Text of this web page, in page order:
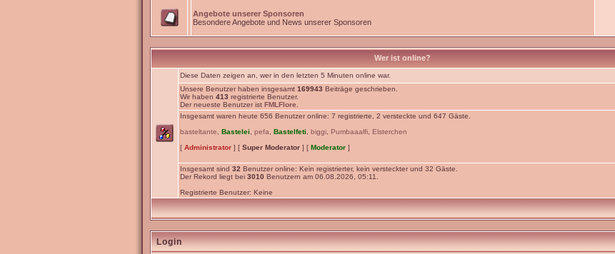
Angebote unserer Sponsoren
Besondere Angebote und News unserer Sponsoren
Wer ist online?
Diese Daten zeigen an, wer in den letzten 5 Minuten online war.
Unsere Benutzer haben insgesamt 169943 Beiträge geschrieben.
Wir haben 413 registrierte Benutzer.
Der neueste Benutzer ist FMLFlore
Insgesamt waren heute 656 Benutzer online: 7 registrierte, 2 versteckte und 647 Gäste.
basteltante
Bastelei pefa Bastelfeti biggi Pumbaaalfi
Elsterchen
[ Administrator ] [ Super Moderator ] [ Moderator ]
Insgesamt sind 32 Benutzer online: Kein registrierter, kein versteckter und 32 Gäste.
Der Rekord liegt bei 3010 Benutzern am 06.08.2026, 05:11.
Registrierte Benutzer: Keine
Login